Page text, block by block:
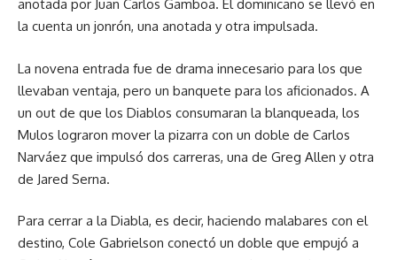
anotada por Juan Carlos Gamboa. El dominicano se llevó en
la cuenta un jonrón, una anotada y otra impulsada.
La novena entrada fue de drama innecesario para los que
llevaban ventaja, pero un banquete para los aficionados. A
un out de que los Diablos consumaran la blanqueada, los
Mulos lograron mover la pizarra con un doble de Carlos
Narváez que impulsó dos carreras, una de Greg Allen y otra
de Jared Serna.
Para cerrar a la Diabla, es decir, haciendo malabares con el
destino, Cole Gabrielson conectó un doble que empujó a